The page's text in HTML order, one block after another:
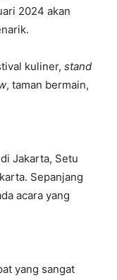
2024 akan
kuliner, stand
, taman bermain,
Jakarta, Setu
Sepanjang
acara yang
yang sangat